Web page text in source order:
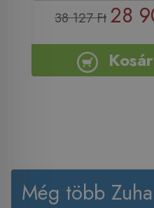
38 127 Ft 28
Még több